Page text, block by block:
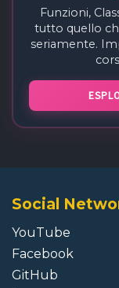
Funzioni,
tutto quello
seriamente.
Social
YouTube
Facebook
GitHub